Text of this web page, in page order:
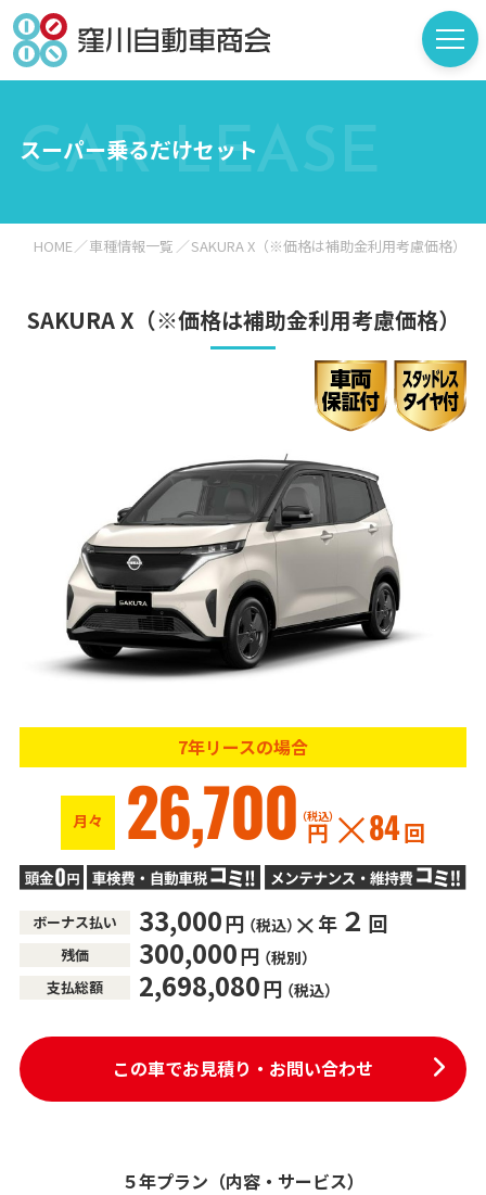
CAR LEASE
スーパー乗るだけセット
HOME 車種情報一覧 SAKURA X（※価格は補助金利用考慮価格）
SAKURA X（※価格は補助金利用考慮価格）
7年リースの場合
月々 26,700 円
（税込） 84回
ボーナス払い 33,000円（税込） 年 ２ 回
残価 300,000円（税別）
支払総額 2,698,080円（税込）
この車でお見積り・お問い合わせ
５年プラン （内容・サービス）